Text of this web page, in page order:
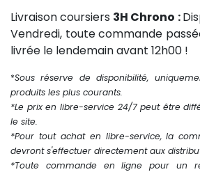
Livraison coursiers 3H Chrono :
Vendredi, toute commande
livrée le lendemain avant 12h00 !
*Sous réserve de disponibilité,
produits les plus courants.
*Le prix en libre-service 24/7 peut être
le site.
*Pour tout achat en libre-service, la
devront s'effectuer directement aux
*Toute commande en ligne pour un